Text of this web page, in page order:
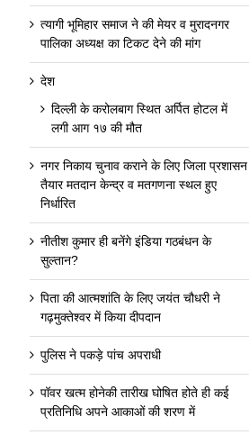
त्यागी भूमिहार समाज ने की मेयर व मुरादनगर
पालिका अध्यक्ष का टिकट देने की मांग
देश
दिल्ली के करोलबाग स्थित अर्पित होटल में
लगी आग १७ की मौत
नगर निकाय चुनाव कराने के लिए जिला प्रशासन
तैयार मतदान केन्द्र व मतगणना स्थल हुए
निर्धारित
नीतीश कुमार ही बनेंगे इंडिया गठबंधन के
सुल्तान?
पिता की आत्मशांति के लिए जयंत चौधरी ने
गढ़मुक्तेश्वर में किया दीपदान
पुलिस ने पकड़े पांच अपराधी
पॉवर खत्म होनेकी तारीख घोषित होते ही कई
प्रतिनिधि अपने आकाओं की शरण में